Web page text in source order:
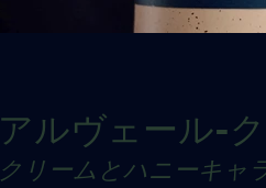
アルヴェール-
クリームとハニーキャ